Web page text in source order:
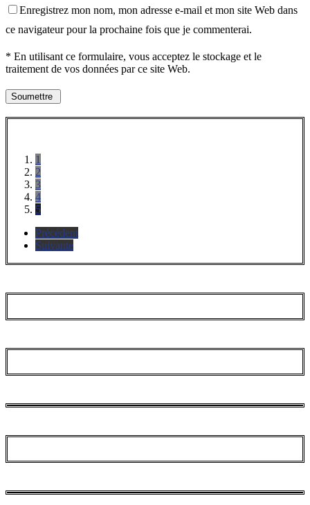
Enregistrez mon nom, mon adresse e-mail et mon site Web dans
ce navigateur pour la prochaine fois que je commenterai.
* En utilisant ce formulaire, vous acceptez le stockage et le
traitement de vos données par ce site Web.
1
2
3
4
5
Précédent
Suivante